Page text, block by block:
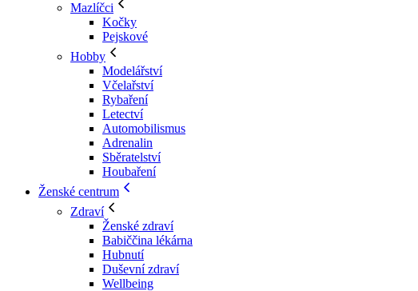
Mazlíčci
Kočky
Pejskové
Hobby
Modelářství
Včelařství
Rybaření
Letectví
Automobilismus
Adrenalin
Sběratelství
Houbaření
Ženské centrum
Zdraví
Ženské zdraví
Babiččina lékárna
Hubnutí
Duševní zdraví
Wellbeing